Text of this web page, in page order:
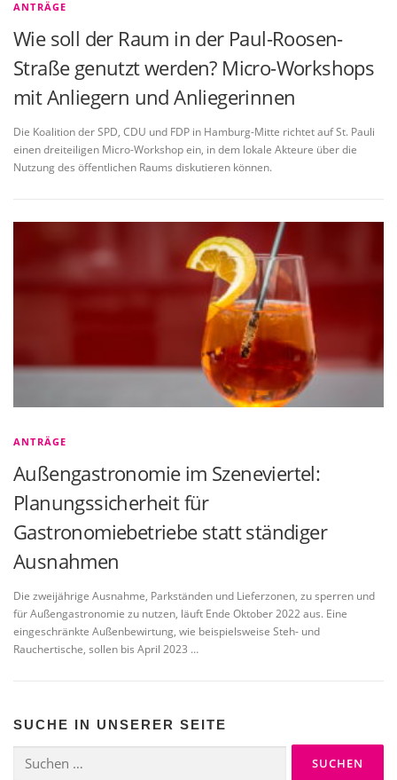
ANTRÄGE
Wie soll der Raum in der Paul-Roosen-
Straße genutzt werden? Micro-Workshops
mit Anliegern und Anliegerinnen
Die Koalition der SPD, CDU und FDP in Hamburg-Mitte richtet auf St. Pauli
einen dreiteiligen Micro-Workshop ein, in dem lokale Akteure über die
Nutzung des öffentlichen Raums diskutieren können.
ANTRÄGE
Außengastronomie im Szeneviertel:
Planungssicherheit für
Gastronomiebetriebe statt ständiger
Ausnahmen
Die zweijährige Ausnahme, Parkständen und Lieferzonen, zu sperren und
für Außengastronomie zu nutzen, läuft Ende Oktober 2022 aus. Eine
eingeschränkte Außenbewirtung, wie beispielsweise Steh- und
Rauchertische, sollen bis April 2023 …
SUCHE IN UNSERER SEITE
nach: